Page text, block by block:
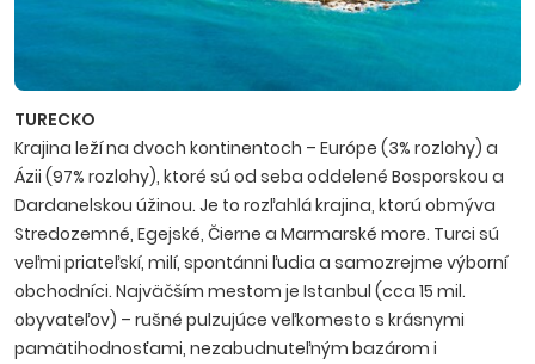
TURECKO
Krajina leží na dvoch kontinentoch – Európe (3% rozlohy) a
Ázii (97% rozlohy), ktoré sú od seba oddelené Bosporskou a
Dardanelskou úžinou. Je to rozľahlá krajina, ktorú obmýva
Stredozemné, Egejské, Čierne a Marmarské more. Turci sú
veľmi priateľskí, milí, spontánni ľudia a samo­zrejme výborní
obchodníci. Najväčším mestom je Istanbul (cca 15 mil.
obyvateľov) – rušné pulzujúce veľkomesto s krásnymi
pamätihodnosťami, nezabudnuteľným bazá­rom i